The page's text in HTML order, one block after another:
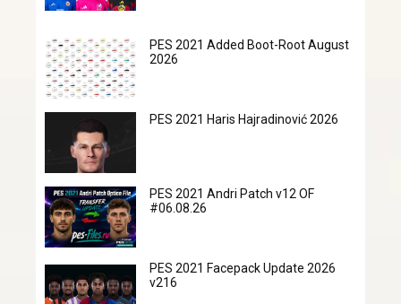
PES 2021 Added Boot-Root August
2026
PES 2021 Haris Hajradinović 2026
PES 2021 Andri Patch v12 OF
#06.08.26
PES 2021 Facepack Update 2026
v216